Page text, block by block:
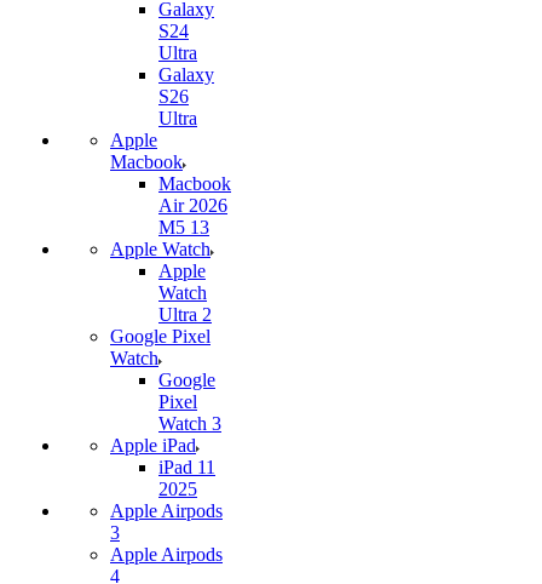
Galaxy
S24
Ultra
Galaxy
S26
Ultra
Apple
Macbook
Macbook
Air 2026
M5 13
Apple Watch
Apple
Watch
Ultra 2
Google Pixel
Watch
Google
Pixel
Watch 3
Apple iPad
iPad 11
2025
Apple Airpods
3
Apple Airpods
4